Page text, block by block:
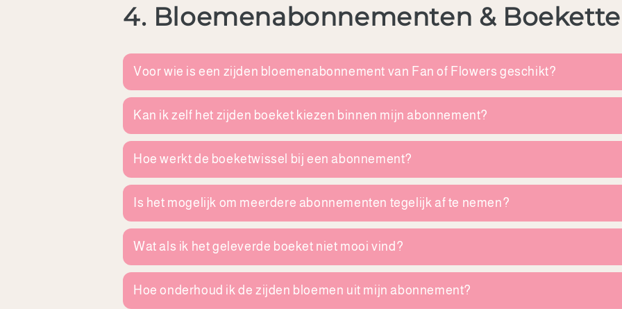
4. Bloemenabonnementen &
Voor wie is een zijden bloemenabonnement van Fan of Flowers geschikt?
Kan ik zelf het zijden boeket kiezen binnen mijn abonnement?
Hoe werkt de boeketwissel bij een abonnement?
Is het mogelijk om meerdere abonnementen tegelijk af te nemen?
Wat als ik het geleverde boeket niet mooi vind?
Hoe onderhoud ik de zijden bloemen uit mijn abonnement?